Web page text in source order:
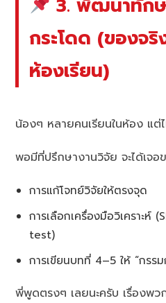
3. พัฒนาทักษ
กระโดด (ของจริ
ห้องเรียน)
น้องๆ หลายคนเรียนในห้อง แต่
พอมีที่ปรึกษางานวิจัย จะได้เจอ
การแก้โจทย์วิจัยให้ตรงจุด
การเลือกเครื่องมือวิเคราะห์
test)
การเขียนบทที่ 4–5 ให้ “กรร
พี่พูดตรงๆ เลยนะครับ เรื่องพว